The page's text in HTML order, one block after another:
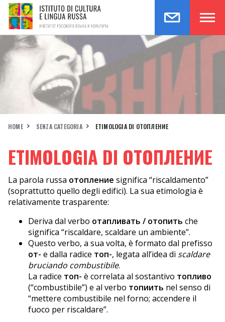
HOME SENZA CATEGORIA ETIMOLOGIA DI ОТОПЛЕНИЕ
ETIMOLOGIA DI ОТОПЛЕНИЕ
La parola russa отопление significa “riscaldamento”
(soprattutto quello degli edifici). La sua etimologia è
relativamente trasparente:
Deriva dal verbo отапливать / отопить che
significa “riscaldare, scaldare un ambiente”.
Questo verbo, a sua volta, è formato dal prefisso
от- e dalla radice топ-, legata all’idea di scaldare
bruciando combustibile.
La radice топ- è correlata al sostantivo топливо
(“combustibile”) e al verbo топиить nel senso di
“mettere combustibile nel forno; accendere il
fuoco per riscaldare”.